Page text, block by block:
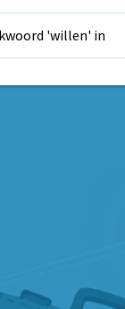
'willen' in